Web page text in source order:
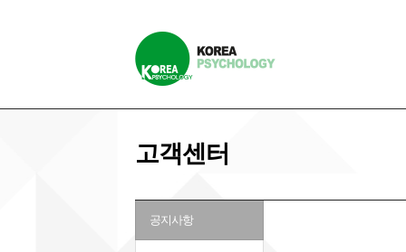
고객센터
공지사항